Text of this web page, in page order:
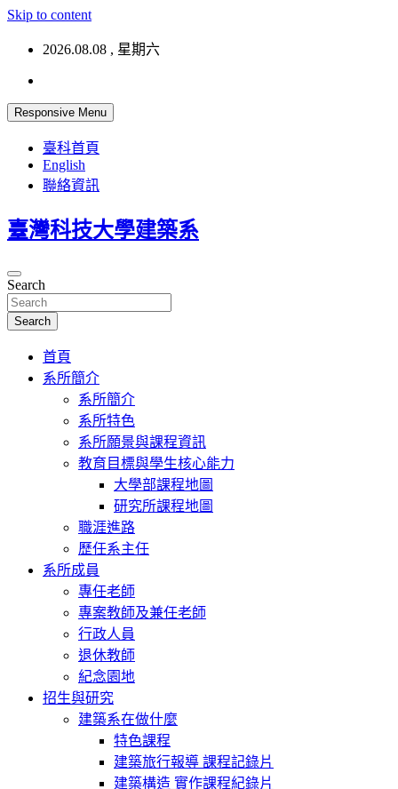
Skip to content
2026.08.08 , 星期六
Responsive Menu
臺科首頁
English
聯絡資訊
臺灣科技大學建築系
Search
Search
首頁
系所簡介
系所簡介
系所特色
系所願景與課程資訊
教育目標與學生核心能力
大學部課程地圖
研究所課程地圖
職涯進路
歷任系主任
系所成員
專任老師
專案教師及兼任老師
行政人員
退休教師
紀念園地
招生與研究
建築系在做什麼
特色課程
建築旅行報導 課程記錄片
建築構造 實作課程紀錄片